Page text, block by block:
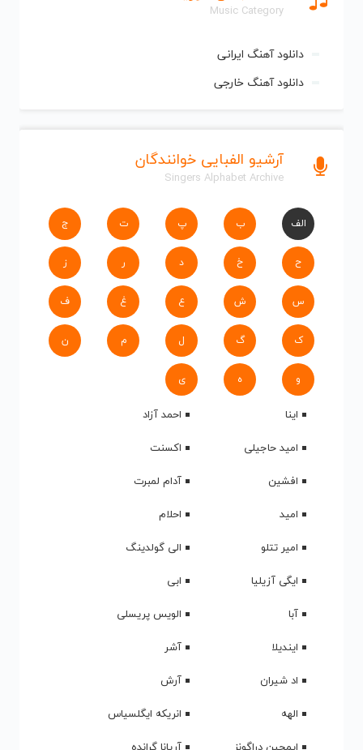
Music Category
دانلود آهنگ ایرانی
دانلود آهنگ خارجی
آرشیو الفبایی خوانندگان
Singers Alphabet Archive
الف ب پ ت ج
ح خ د ر ز
س ش ع غ ف
ک گ ل م ن
و ه ی
اینا
احمد آزاد
امید حاجیلی
اکسنت
افشین
آدام لمبرت
امید
احلام
امیر تتلو
الی گولدینگ
ایگی آزیلیا
ابی
آبا
الویس پریسلی
ایندیلا
آشر
اد شیران
آرش
الهه
انریکه ایگلسیاس